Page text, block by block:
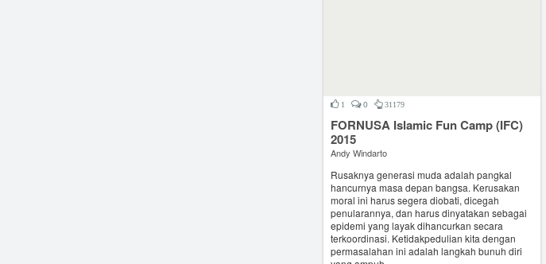
1 0 31179
FORNUSA Islamic Fun Camp (IFC)
2015
Andy Windarto
Rusaknya generasi muda adalah pangkal
hancurnya masa depan bangsa. Kerusakan
moral ini harus segera diobati, dicegah
penularannya, dan harus dinyatakan sebagai
epidemi yang layak dihancurkan secara
terkoordinasi. Ketidakpedulian kita dengan
permasalahan ini adalah langkah bunuh diri